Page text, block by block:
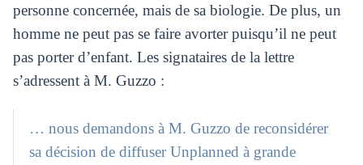
personne concernée, mais de sa biologie. De plus, un
homme ne peut pas se faire avorter puisqu’il ne peut
pas porter d’enfant. Les signataires de la lettre
s’adressent à M. Guzzo :
… nous demandons à M. Guzzo de reconsidérer
sa décision de diffuser Unplanned à grande